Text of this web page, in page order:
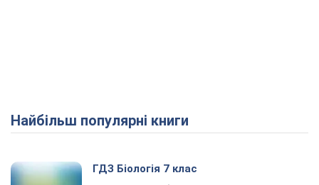
Найбільш популярні книги
ГДЗ Біологія 7 клас